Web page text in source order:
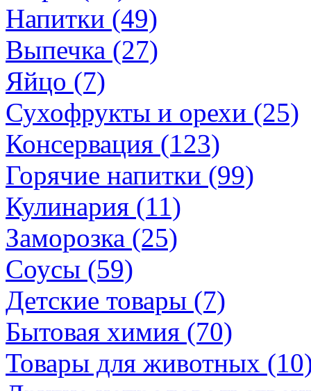
Напитки (49)
Выпечка (27)
Яйцо (7)
Сухофрукты и орехи (25)
Консервация (123)
Горячие напитки (99)
Кулинария (11)
Заморозка (25)
Соусы (59)
Детские товары (7)
Бытовая химия (70)
Товары для животных